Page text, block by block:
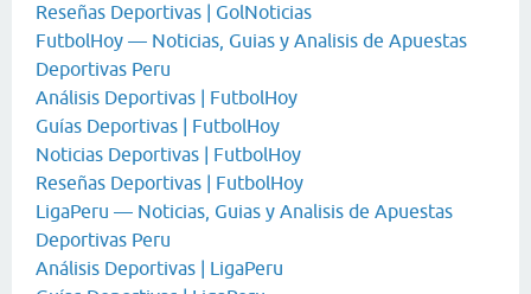
Reseñas Deportivas | GolNoticias
FutbolHoy — Noticias, Guias y Analisis de Apuestas
Deportivas Peru
Análisis Deportivas | FutbolHoy
Guías Deportivas | FutbolHoy
Noticias Deportivas | FutbolHoy
Reseñas Deportivas | FutbolHoy
LigaPeru — Noticias, Guias y Analisis de Apuestas
Deportivas Peru
Análisis Deportivas | LigaPeru